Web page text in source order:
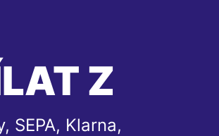
Z
SEPA, Klarna,